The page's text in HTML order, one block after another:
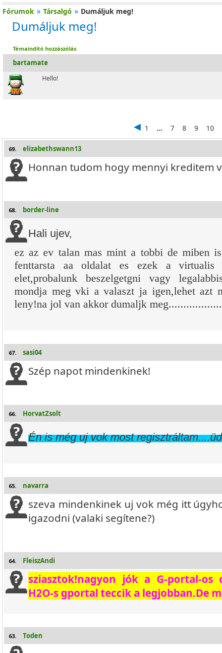
Fórumok » Társalgó » Dumáljuk meg!
Dumáljuk meg!
Témaindító hozzászólás
bartamate
Hello!
1 ... 7 8 9 10
69. elizabethswann13
Honnan tudom hogy mennyi kreditem
68. border-line
Hali ujev,
ez az ev talan mas mint a tobbi de miben
fenttarsta aa oldalat es ezek a
elet,probalunk beszelgetgni vagy
mondja meg vki a valaszt ja igen,lehet azt
leny!na jol van akkor dumaljk
67. sasi04
Szép napot mindenkinek!
66. HorvatZsolt
Én is még uj vok most
65. navarra
szeva mindenkinek uj vok még itt
igazodni (valaki segítene?)
64. FleiszAndi
sziasztok!nagyon jók a G-portal-os
H2O-s gportal teccik a legjobban.De
63. Toden